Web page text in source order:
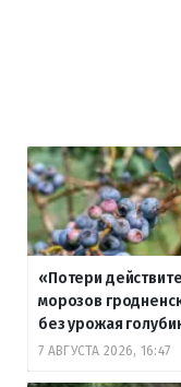
«Потери
морозов
без урожая
7 АВГУСТА 2026, 16:47